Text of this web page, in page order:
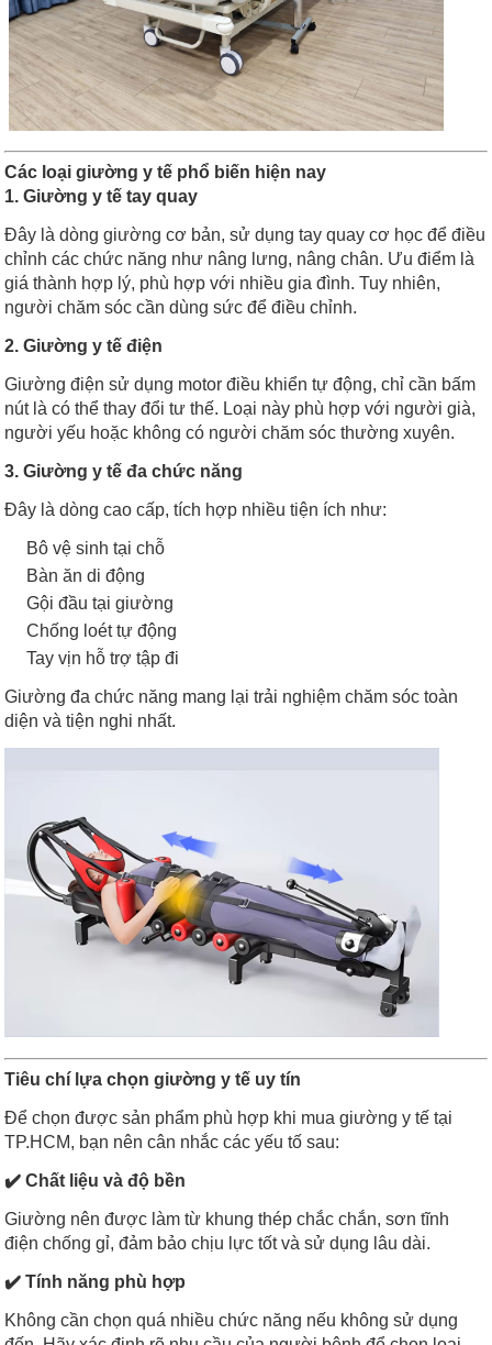
Các loại giường y tế phổ biến hiện nay
1. Giường y tế tay quay
Đây là dòng giường cơ bản, sử dụng tay quay cơ học để điều
chỉnh các chức năng như nâng lưng, nâng chân. Ưu điểm là
giá thành hợp lý, phù hợp với nhiều gia đình. Tuy nhiên,
người chăm sóc cần dùng sức để điều chỉnh.
2. Giường y tế điện
Giường điện sử dụng motor điều khiển tự động, chỉ cần bấm
nút là có thể thay đổi tư thế. Loại này phù hợp với người già,
người yếu hoặc không có người chăm sóc thường xuyên.
3. Giường y tế đa chức năng
Đây là dòng cao cấp, tích hợp nhiều tiện ích như:
Bô vệ sinh tại chỗ
Bàn ăn di động
Gội đầu tại giường
Chống loét tự động
Tay vịn hỗ trợ tập đi
Giường đa chức năng mang lại trải nghiệm chăm sóc toàn
diện và tiện nghi nhất.
Tiêu chí lựa chọn giường y tế uy tín
Để chọn được sản phẩm phù hợp khi mua giường y tế tại
TP.HCM, bạn nên cân nhắc các yếu tố sau:
✔️ Chất liệu và độ bền
Giường nên được làm từ khung thép chắc chắn, sơn tĩnh
điện chống gỉ, đảm bảo chịu lực tốt và sử dụng lâu dài.
✔️ Tính năng phù hợp
Không cần chọn quá nhiều chức năng nếu không sử dụng